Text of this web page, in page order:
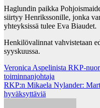
Haglundin paikka
siirtyy Henrikssonille, jonka
yhteyksissä tulee Eva Biaudet.
Henkilövalinnat vahvistetaan
syyskuussa.
Post
navigation
Veronica Aspelinista RKP-
toiminnanjohtaja
RKP:n Mikaela Nylander:
hyväksyttäviä